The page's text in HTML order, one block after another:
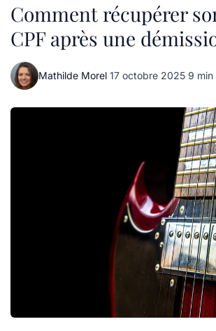
Comment récupérer
CPF après une
Mathilde Morel·17 octobre 2025·9 min